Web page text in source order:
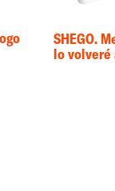
SHEGO.
lo volveré